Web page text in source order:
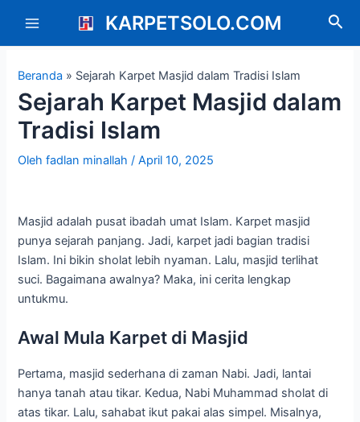
konten
Main
Menu
KARPETSOLO.COM Cari
Beranda » Sejarah Karpet Masjid dalam Tradisi Islam
Sejarah Karpet Masjid dalam
Tradisi Islam
Olehfadlan minallah/April 10, 2025
Masjid adalah pusat ibadah umat Islam. Karpet masjid
punya sejarah panjang. Jadi, karpet jadi bagian tradisi
Islam. Ini bikin sholat lebih nyaman. Lalu, masjid terlihat
suci. Bagaimana awalnya? Maka, ini cerita lengkap
untukmu.
Awal Mula Karpet di Masjid
Pertama, masjid sederhana di zaman Nabi. Jadi, lantai
hanya tanah atau tikar. Kedua, Nabi Muhammad sholat di
atas tikar. Lalu, sahabat ikut pakai alas simpel. Misalnya,
navigation